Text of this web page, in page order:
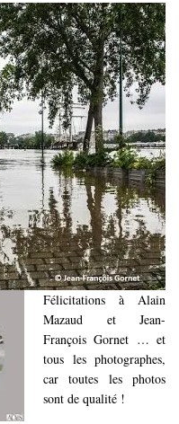
Félicitations à Alain
Mazaud et Jean-
François Gornet … et
tous les photographes,
car toutes les photos
sont de qualité !